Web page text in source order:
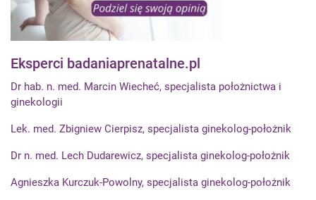
Eksperci badaniaprenatalne.pl
Dr hab. n. med. Marcin Wiecheć, specjalista położnictwa i
ginekologii
Lek. med. Zbigniew Cierpisz, specjalista ginekolog-położnik
Dr n. med. Lech Dudarewicz, specjalista ginekolog-położnik
Agnieszka Kurczuk-Powolny, specjalista ginekolog-położnik